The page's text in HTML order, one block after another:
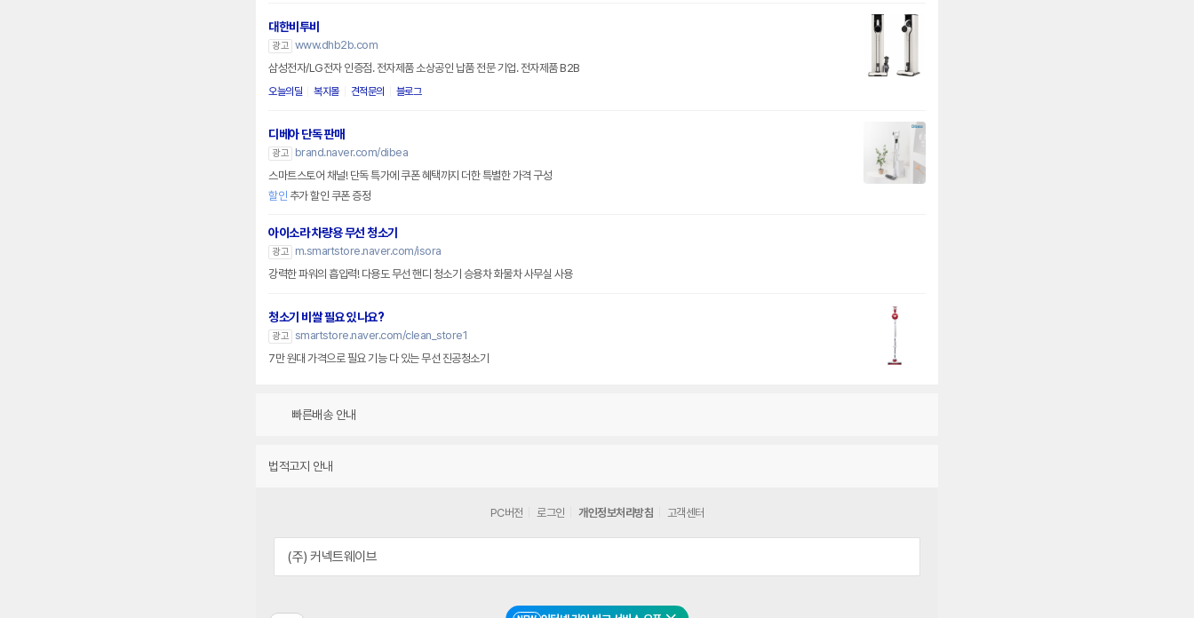
대한비투비
광고 www.dhb2b.com
삼성전자/LG전자 인증점. 전자제품 소상공인 납품 전문 기업. 전자제품 B2B
오늘의딜 복지몰 견적문의 블로그
디베아 단독 판매
광고
brand.naver.com/dibea
스마트스토어 채널! 단독 특가에 쿠폰 혜택까지 더한 특별한 가격 구성
할인 추가 할인 쿠폰 증정
아이소라 차량용 무선 청소기
광고
m.smartstore.naver.com/isora
강력한 파워의 흡입력! 다용도 무선 핸디 청소기 승용차 화물차 사무실 사용
청소기 비쌀 필요 있나요?
광고 smartstore.naver.com/clean_store1
7만 원대 가격으로 필요 기능 다 있는 무선 진공청소기
빠른배송 안내
법적고지 안내
PC버전 로그인 개인정보처리방침 고객센터
(주) 커넥트웨이브